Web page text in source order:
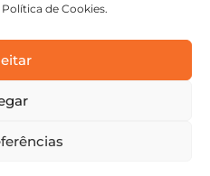
de Cookies.
os direitos reservados